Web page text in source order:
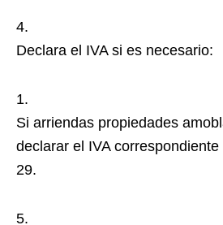
Declara el IVA si es necesario:
Si arriendas propiedades
declarar el IVA
29.